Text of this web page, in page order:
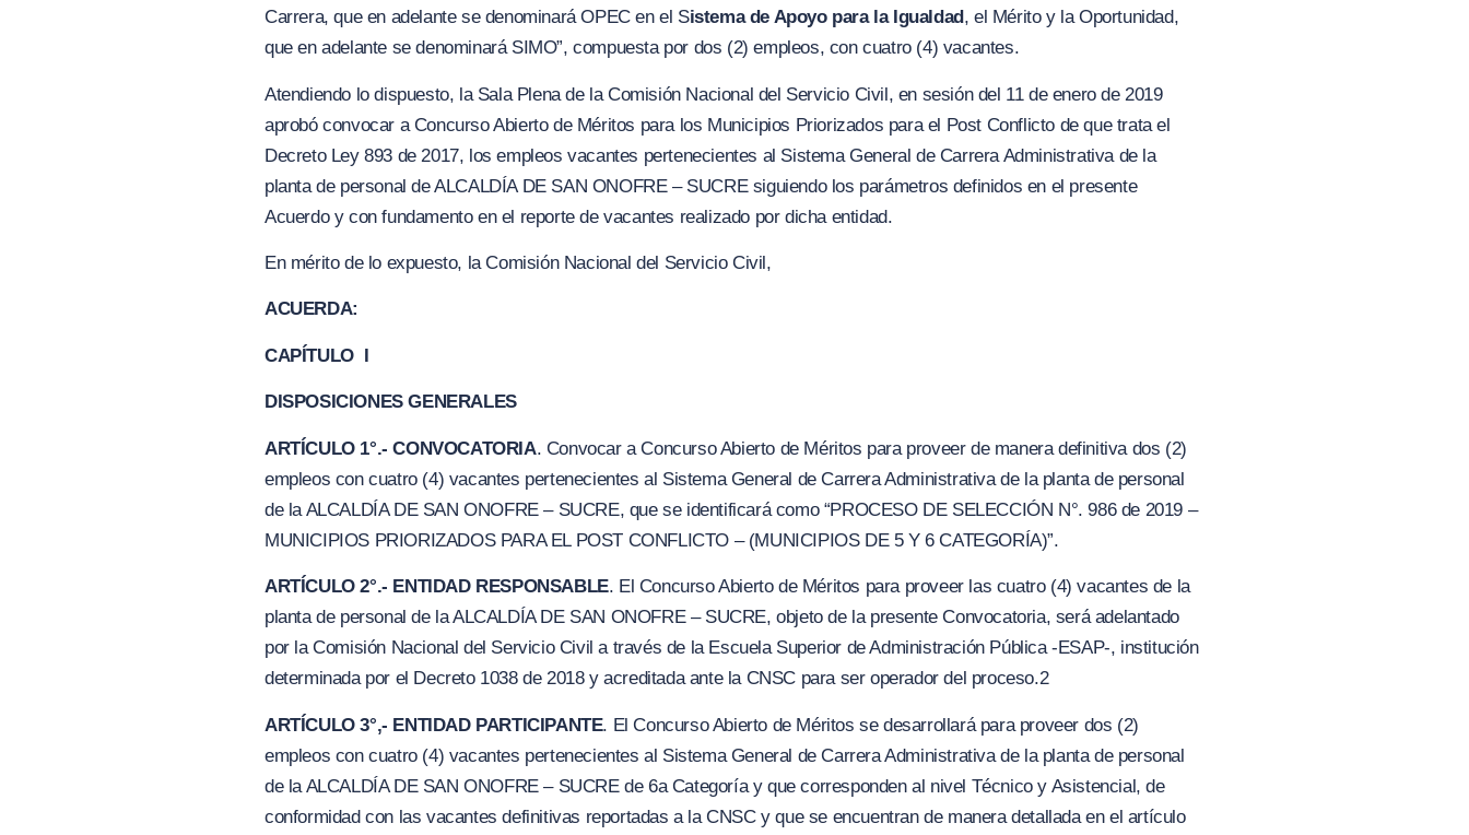
Carrera, que en adelante se denominará OPEC en el Sistema de Apoyo para la Igualdad, el Mérito y la Oportunidad,
que en adelante se denominará SIMO”, compuesta por dos (2) empleos, con cuatro (4) vacantes.
Atendiendo lo dispuesto, la Sala Plena de la Comisión Nacional del Servicio Civil, en sesión del 11 de enero de 2019
aprobó convocar a Concurso Abierto de Méritos para los Municipios Priorizados para el Post Conflicto de que trata el
Decreto Ley 893 de 2017, los empleos vacantes pertenecientes al Sistema General de Carrera Administrativa de la
planta de personal de ALCALDÍA DE SAN ONOFRE – SUCRE siguiendo los parámetros definidos en el presente
Acuerdo y con fundamento en el reporte de vacantes realizado por dicha entidad.
En mérito de lo expuesto, la Comisión Nacional del Servicio Civil,
ACUERDA:
CAPÍTULO I
DISPOSICIONES GENERALES
ARTÍCULO 1°.- CONVOCATORIA. Convocar a Concurso Abierto de Méritos para proveer de manera definitiva dos (2)
empleos con cuatro (4) vacantes pertenecientes al Sistema General de Carrera Administrativa de la planta de personal
de la ALCALDÍA DE SAN ONOFRE – SUCRE, que se identificará como “PROCESO DE SELECCIÓN N°. 986 de 2019 –
MUNICIPIOS PRIORIZADOS PARA EL POST CONFLICTO – (MUNICIPIOS DE 5 Y6CATEGORÍA)”.
ARTÍCULO 2°.- ENTIDAD RESPONSABLE. El Concurso Abierto de Méritos para proveer las cuatro (4) vacantes de la
planta de personal de la ALCALDÍA DE SAN ONOFRE – SUCRE, objeto de la presente Convocatoria, será adelantado
por la Comisión Nacional del Servicio Civil a través de la Escuela Superior de Administración Pública -ESAP-, institución
determinada por el Decreto 1038 de 2018 y acreditada ante la CNSC para ser operador del proceso.2
ARTÍCULO 3°,- ENTIDAD PARTICIPANTE. El Concurso Abierto de Méritos se desarrollará para proveer dos (2)
empleos con cuatro (4) vacantes pertenecientes al Sistema General de Carrera Administrativa de la planta de personal
de la ALCALDÍA DE SAN ONOFRE – SUCRE de 6a Categoría y que corresponden al nivel Técnico y Asistencial, de
conformidad con las vacantes definitivas reportadas a la CNSC y que se encuentran de manera detallada en el artículo